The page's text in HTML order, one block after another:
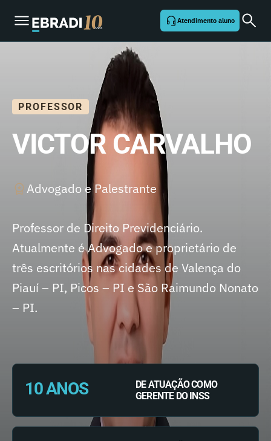
Atendimento aluno
PROFESSOR
VICTOR CARVALHO
Advogado e Palestrante
Professor de Direito Previdenciário.
Atualmente é Advogado e proprietário de
três escritórios nas cidades de Valença do
Piauí – PI, Picos – PI e São Raimundo Nonato
– PI.
10 ANOS
DE ATUAÇÃO COMO
GERENTE DO INSS